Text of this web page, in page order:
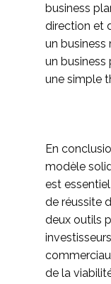
business
direction et
un business
un business
une simple
En
modèle
est
de réussite
deux outils
de la